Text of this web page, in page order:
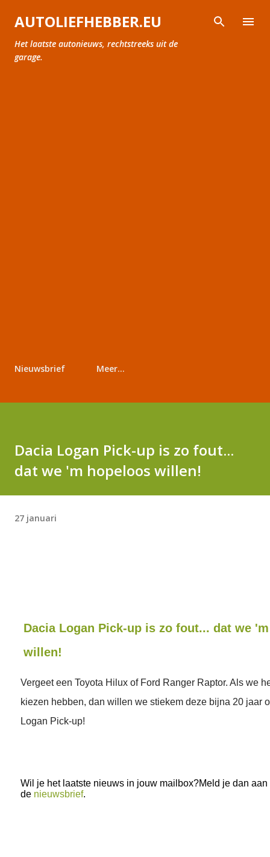
Doorgaan naar hoofdcontent
AUTOLIEFHEBBER.EU
Het laatste autonieuws, rechtstreeks uit de
garage.
Nieuwsbrief Meer…
Dacia Logan Pick-up is zo fout...
dat we 'm hopeloos willen!
27 januari
Dacia Logan Pick-up is zo fout... dat we
willen!
Vergeet een Toyota Hilux of Ford Ranger Raptor. Als we
kiezen hebben, dan willen we stiekem deze bijna 20 jaar
Logan Pick-up!
Wil je het laatste nieuws in jouw mailbox?Meld je dan aan
de nieuwsbrief.